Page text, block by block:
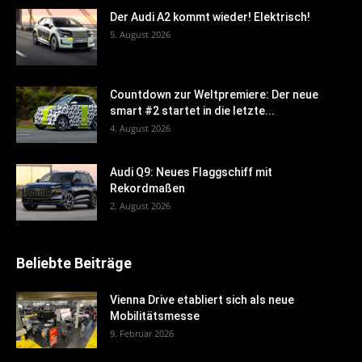
Der Audi A2 kommt wieder! Elektrisch!
5. August 2026
Countdown zur Weltpremiere: Der neue
smart #2 startet in die letzte...
4. August 2026
Audi Q9: Neues Flaggschiff mit
Rekordmaßen
2. August 2026
Beliebte Beiträge
Vienna Drive etabliert sich als neue
Mobilitätsmesse
9. Februar 2026